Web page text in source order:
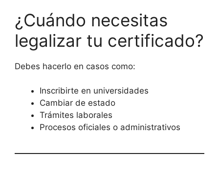
¿Cuándo necesitas
legalizar tu certificado?
Debes hacerlo en casos como:
Inscribirte en universidades
Cambiar de estado
Trámites laborales
Procesos oficiales o administrativos